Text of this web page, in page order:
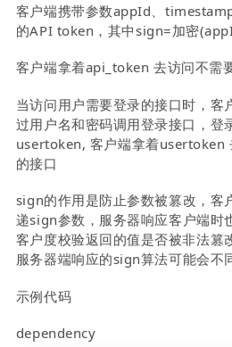
客户端携带参数appId、
的API token，其中sign=加密
客户端拿着api_token 去访问不需
当访问用户需要登录的接口时，客
过用户名和密码调用登录接口，登
usertoken, 客户端拿着usertoken
的接口
sign的作用是防止参数被篡改，客
递sign参数，服务器响应客户端时
客户度校验返回的值是否被非法篡
服务器端响应的sign算法可能会不
示例代码
dependency